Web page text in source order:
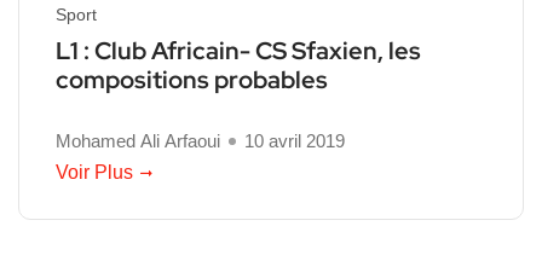
Sport
L1 : Club Africain- CS Sfaxien, les
compositions probables
Mohamed Ali Arfaoui
10 avril 2019
Voir Plus